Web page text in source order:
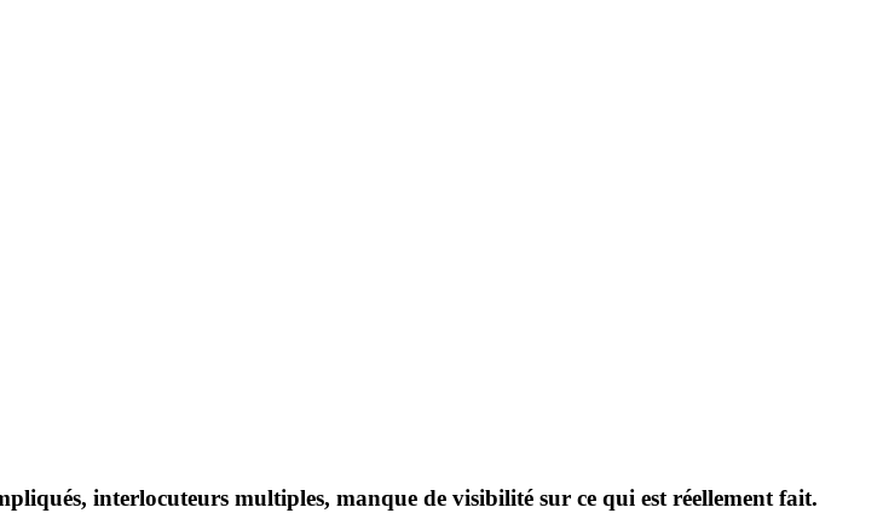
interlocuteurs multiples, manque de visibilité sur ce qui est réellement fait.